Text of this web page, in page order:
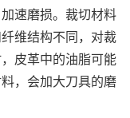
速磨损。裁切材料
维结构不同，对裁
皮革中的油脂可能
，会加大刀具的磨